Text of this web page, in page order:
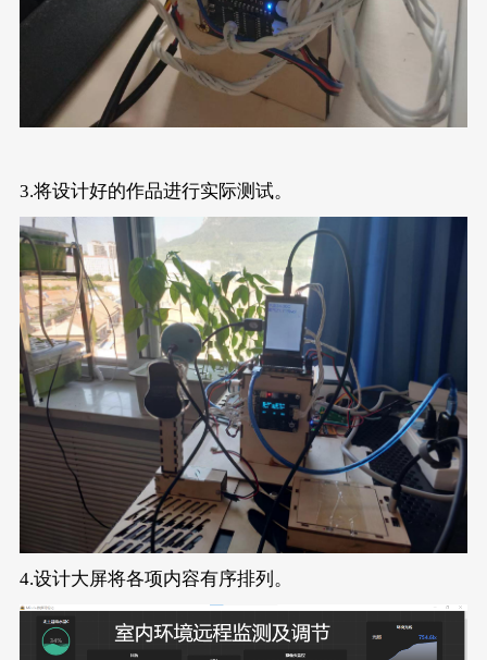
3.将设计好的作品进行实际测试。
4.设计大屏将各项内容有序排列。